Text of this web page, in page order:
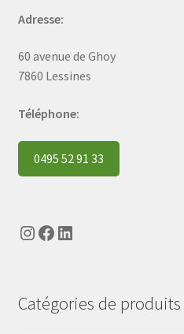
Adresse:
60 avenue de Ghoy
7860 Lessines
Téléphone:
0495 52 91 33
Instagram
Facebook
LinkedIn
Catégories de produits